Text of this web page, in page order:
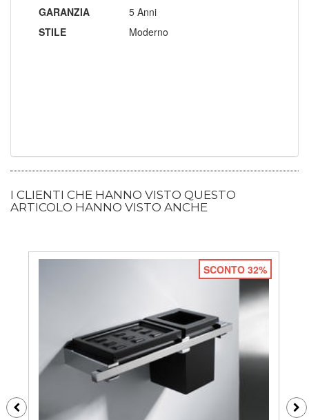
GARANZIA
5 Anni
STILE
Moderno
I CLIENTI CHE HANNO VISTO QUESTO
ARTICOLO HANNO VISTO ANCHE
SCONTO 32%